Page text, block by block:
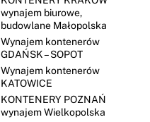
wynajem biurowe,
budowlane Małopolska
Wynajem kontenerów
GDAŃSK – SOPOT
Wynajem kontenerów
KATOWICE
KONTENERY POZNAŃ
wynajem Wielkopolska